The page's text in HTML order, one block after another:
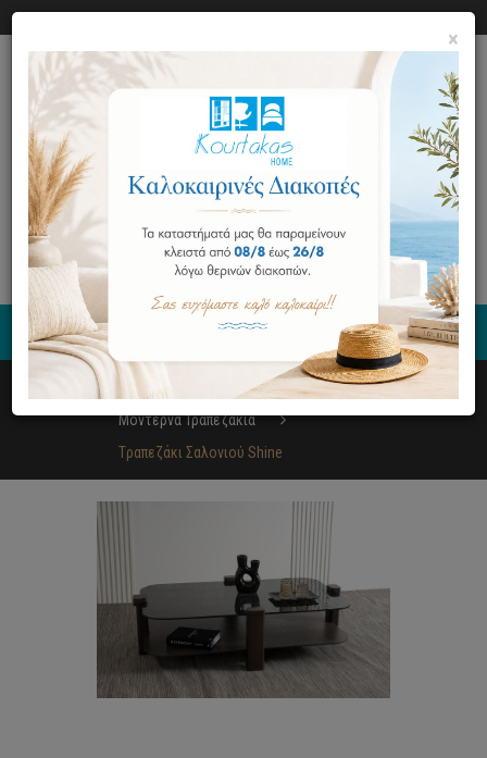
0
Σαλόνι
Μοντέρνα Τραπεζάκια
Tραπεζάκι Σαλονιού Shine
×